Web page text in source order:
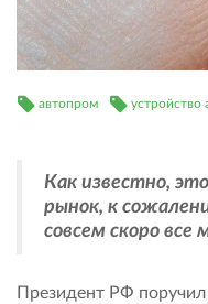
автопром устройство
Как известно,
рынок, к
совсем скоро
Президент РФ поручил